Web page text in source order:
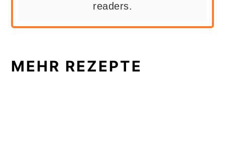
readers.
MEHR REZEPTE